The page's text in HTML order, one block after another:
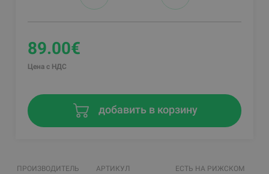
89.00€
Цена с НДС
добавить в корзину
ПРОИЗВОДИТЕЛЬ АРТИКУЛ
ЕСТЬ НА РИЖСКОМ